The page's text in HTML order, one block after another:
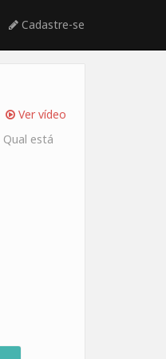
Cadastre-se
Ver vídeo
está